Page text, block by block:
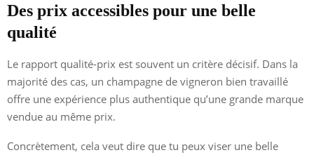
Des prix accessibles pour une belle
qualité
Le rapport qualité-prix est souvent un critère décisif. Dans la
majorité des cas, un champagne de vigneron bien travaillé
offre une expérience plus authentique qu’une grande marque
vendue au même prix.
Concrètement, cela veut dire que tu peux viser une belle